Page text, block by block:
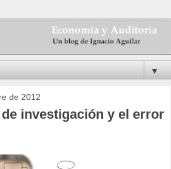
▼
de 2012
investigación y el error